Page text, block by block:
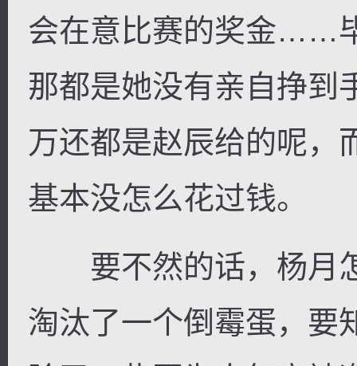
会在意比赛的奖金……
那都是她没有亲自挣到
万还都是赵辰给的呢，
基本没怎么花过钱。
要不然的话，杨月
淘汰了一个倒霉蛋，要